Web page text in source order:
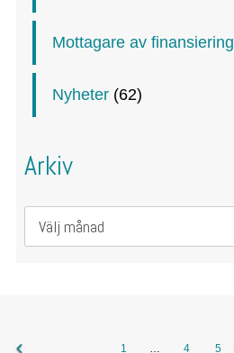
Mottagare av finansiering
Nyheter (62)
Arkiv
Arkiv
1 4 5